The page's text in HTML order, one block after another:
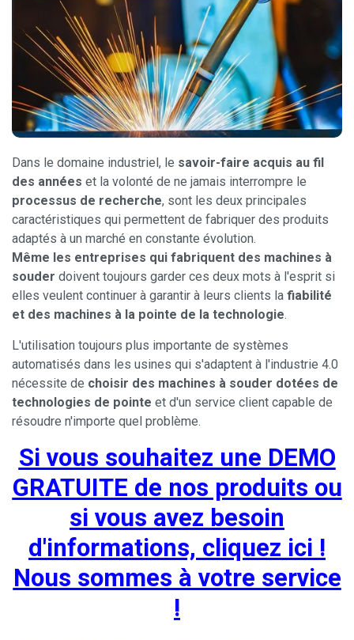
Dans le domaine industriel, le savoir-faire acquis au fil
des années et la volonté de ne jamais interrompre le
processus de recherche, sont les deux principales
caractéristiques qui permettent de fabriquer des produits
adaptés à un marché en constante évolution.
Même les entreprises qui fabriquent des machines à
souder doivent toujours garder ces deux mots à l'esprit si
elles veulent continuer à garantir à leurs clients la fiabilité
et des machines à la pointe de la technologie.
L'utilisation toujours plus importante de systèmes
automatisés dans les usines qui s'adaptent à l'industrie 4.0
nécessite de choisir des machines à souder dotées de
technologies de pointe et d'un service client capable de
résoudre n'importe quel problème.
Si vous souhaitez une DEMO
GRATUITE de nos produits ou
si vous avez besoin
d'informations, cliquez ici !
Nous sommes à votre service
!